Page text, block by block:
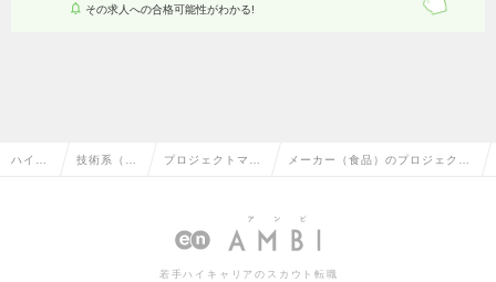
その求人への合格可能性がわかる!
ハイク 技術系（電 プロジェクトマネ
組み込み系）
メーカー（食品）のプロジェクト
系）の転職・求人情報一覧
若手ハイキャリアのスカウト転職